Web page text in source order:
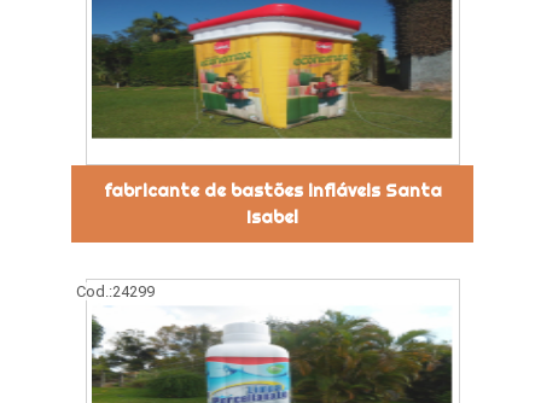
fabricante de bastões infláveis Santa
Isabel
Cod.:24299